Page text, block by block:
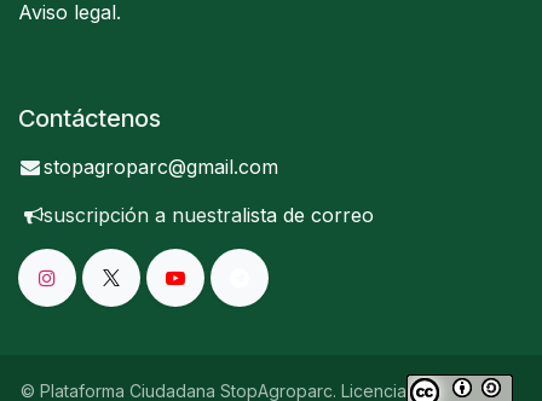
Aviso legal.
Contáctenos
stopagroparc@gmail.com
suscripción a nuestralista de correo
© Plataforma Ciudadana StopAgroparc. Licencia